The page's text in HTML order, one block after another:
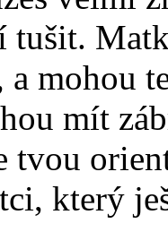
tušit.
a mohou
mít
tvou
který